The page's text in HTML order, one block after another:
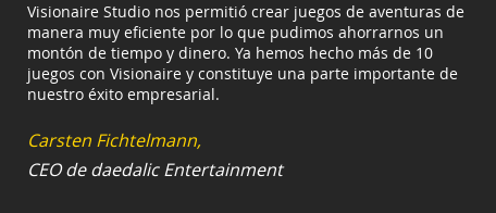
Visionaire Studio nos permitió crear juegos de aventuras de
manera muy eficiente por lo que pudimos ahorrarnos un
montón de tiempo y dinero. Ya hemos hecho más de 10
juegos con Visionaire y constituye una parte importante de
nuestro éxito empresarial.
Carsten Fichtelmann,
CEO de daedalic Entertainment